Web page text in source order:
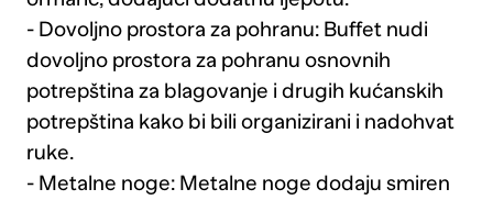
- Dovoljno prostora za pohranu: Buffet nudi
dovoljno prostora za pohranu osnovnih
potrepština za blagovanje i drugih kućanskih
potrepština kako bi bili organizirani i nadohvat
ruke.
- Metalne noge: Metalne noge dodaju smiren